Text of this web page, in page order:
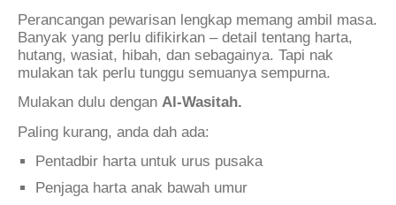
Perancangan pewarisan lengkap memang ambil masa.
Banyak yang perlu difikirkan – detail tentang harta,
hutang, wasiat, hibah, dan sebagainya. Tapi nak
mulakan tak perlu tunggu semuanya sempurna.
Mulakan dulu dengan Al-Wasitah.
Paling kurang, anda dah ada:
Pentadbir harta untuk urus pusaka
Penjaga harta anak bawah umur